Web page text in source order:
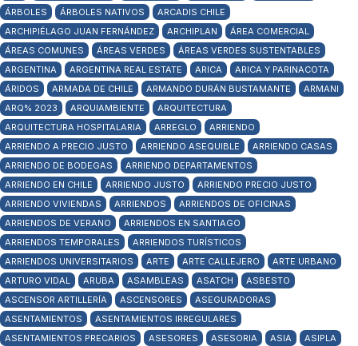
ÁRBOLES
ÁRBOLES NATIVOS
ARCADIS CHILE
ARCHIPIÉLAGO JUAN FERNÁNDEZ
ARCHIPLAN
ÁREA COMERCIAL
ÁREAS COMUNES
ÁREAS VERDES
ÁREAS VERDES SUSTENTABLES
ARGENTINA
ARGENTINA REAL ESTATE ARICA
ARICA Y PARINACOTA
ÁRIDOS
ARMADA DE CHILE ARMANDO DURÁN BUSTAMANTE
ARMANI
ARQ% 2023
ARQUIAMBIENTE
ARQUITECTURA
ARQUITECTURA HOSPITALARIA
ARREGLO
ARRIENDO
ARRIENDO A PRECIO JUSTO
ARRIENDO ASEQUIBLE
ARRIENDO CASAS
ARRIENDO DE BODEGAS
ARRIENDO DEPARTAMENTOS
ARRIENDO EN CHILE
ARRIENDO JUSTO
ARRIENDO PRECIO JUSTO
ARRIENDO VIVIENDAS
ARRIENDOS
ARRIENDOS DE OFICINAS
ARRIENDOS DE VERANO
ARRIENDOS EN SANTIAGO
ARRIENDOS TEMPORALES
ARRIENDOS TURÍSTICOS
ARRIENDOS UNIVERSITARIOS
ARTE ARTE CALLEJERO
ARTE URBANO
ARTURO VIDAL
ARUBA ASAMBLEAS ASATCH
ASBESTO
ASCENSOR ARTILLERÍA
ASCENSORES
ASEGURADORAS
ASENTAMIENTOS
ASENTAMIENTOS IRREGULARES
ASENTAMIENTOS PRECARIOS
ASESORES ASESORIA ASIA
ASIPLA